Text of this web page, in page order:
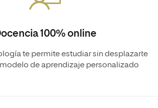
100% online
te permite estudiar sin desplazarte
de aprendizaje personalizado